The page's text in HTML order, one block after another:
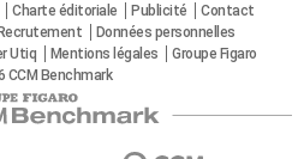
Charte éditoriale Publicité
Contact
Recrutement
Données personnelles
Utiq Mentions légales
Groupe Figaro
CCM Benchmark